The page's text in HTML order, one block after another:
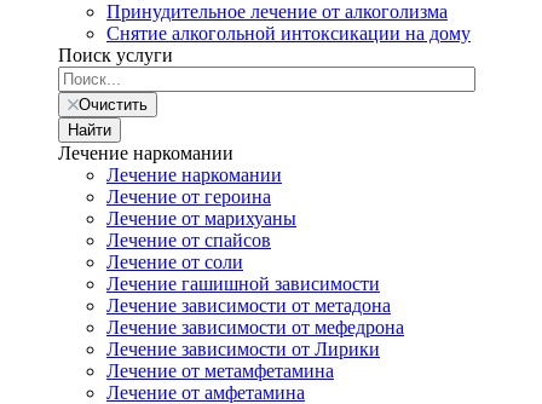
Принудительное лечение от алкоголизма
Снятие алкогольной интоксикации на дому
Поиск услуги
Очистить
Найти
Лечение наркомании
Лечение наркомании
Лечение от героина
Лечение от марихуаны
Лечение от спайсов
Лечение от соли
Лечение гашишной зависимости
Лечение зависимости от метадона
Лечение зависимости от мефедрона
Лечение зависимости от Лирики
Лечение от метамфетамина
Лечение от амфетамина